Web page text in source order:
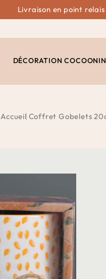
Livraison en point
DÉCORATION
Accueil Coffret Gobelets